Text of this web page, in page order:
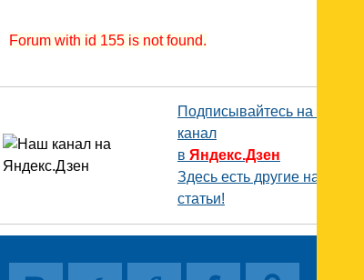
Forum with id 155 is not found.
Подписывайтесь на наш
канал
в Яндекс.Дзен
Здесь есть другие наши
статьи!